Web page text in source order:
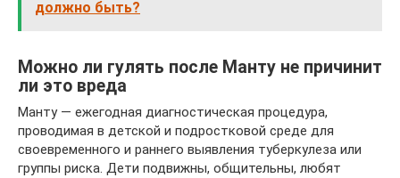
должно быть?
Можно ли гулять после Манту не причинит
ли это вреда
Манту — ежегодная диагностическая процедура,
проводимая в детской и подростковой среде для
своевременного и раннего выявления туберкулеза или
группы риска. Дети подвижны, общительны, любят